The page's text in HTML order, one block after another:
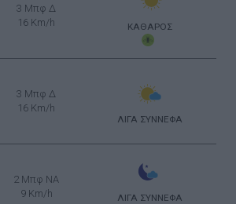
3 Μπφ Δ
16 Km/h
ΚΑΘΑΡΟΣ
3 Μπφ Δ
16 Km/h
ΛΙΓΑ ΣΥΝΝΕΦΑ
2 Μπφ NA
9 Km/h
ΛΙΓΑ ΣΥΝΝΕΦΑ